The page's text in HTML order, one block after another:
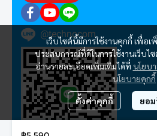
เว็บไซต์นี้มีการใช้งานคุกกี้ เพื่อ
ประสบการณ์ที่ดีในการใช้งานเว็บไ
อ่านรายละเอียดเพิ่มเติมได้ที่ นโยบ
นโยบายคุกกี้
ตั้งค่าคุกกี้ ยอ
@technocom